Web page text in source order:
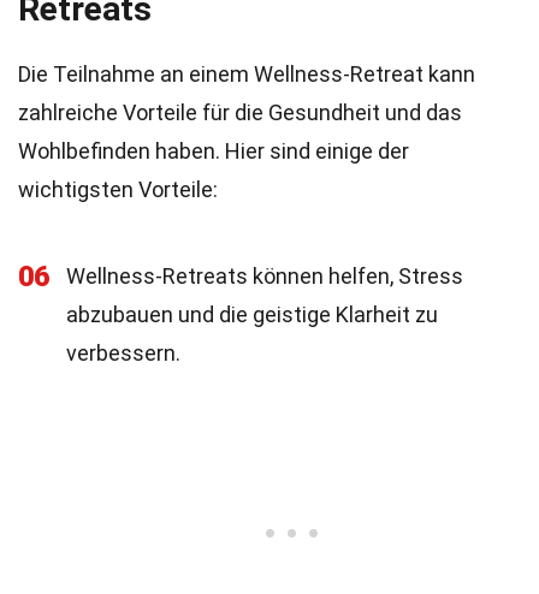
Retreats
Die Teilnahme an einem Wellness-Retreat kann
zahlreiche Vorteile für die Gesundheit und das
Wohlbefinden haben. Hier sind einige der
wichtigsten Vorteile:
06
Wellness-Retreats können helfen, Stress
abzubauen und die geistige Klarheit zu
verbessern.